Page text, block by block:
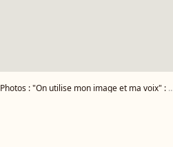
Photos : "On utilise mon image et ma voix" : Muriel Robin prête à en découdre après une atteinte personnelle